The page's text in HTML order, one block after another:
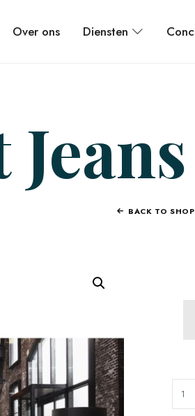
Over ons Diensten
BACK TO SHOP
JEANS